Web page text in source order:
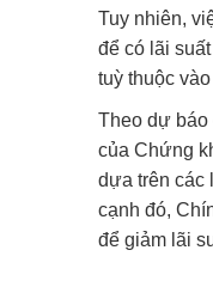
Tuy nhiên,
để có lãi
tuỳ thuộc
Theo dự báo
của Chứng
dựa trên các
cạnh đó,
để giảm lãi